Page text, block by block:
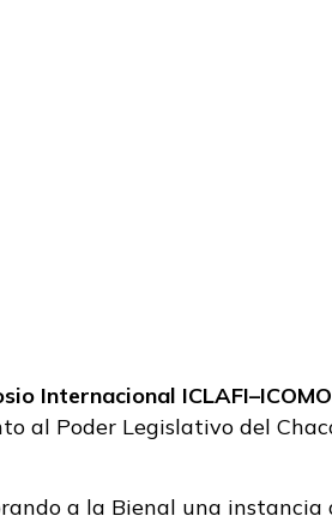
Internacional
al Poder Legislativo del
a la Bienal una instancia